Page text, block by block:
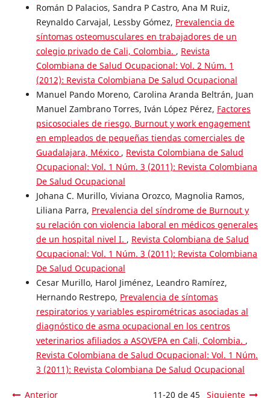
Román D Palacios, Sandra P Castro, Ana M Ruiz,
Reynaldo Carvajal, Lessby Gómez, Prevalencia de
síntomas osteomusculares en trabajadores de un
colegio privado de Cali, Colombia. , Revista
Colombiana de Salud Ocupacional: Vol. 2 Núm. 1
(2012): Revista Colombiana De Salud Ocupacional
Manuel Pando Moreno, Carolina Aranda Beltrán, Juan
Manuel Zambrano Torres, Iván López Pérez, Factores
psicosociales de riesgo, Burnout y work engagement
en empleados de pequeñas tiendas comerciales de
Guadalajara, México , Revista Colombiana de Salud
Ocupacional: Vol. 1 Núm. 3 (2011): Revista Colombiana
De Salud Ocupacional
Johana C. Murillo, Viviana Orozco, Magnolia Ramos,
Liliana Parra, Prevalencia del síndrome de Burnout y
su relación con violencia laboral en médicos generales
de un hospital nivel I. , Revista Colombiana de Salud
Ocupacional: Vol. 1 Núm. 3 (2011): Revista Colombiana
De Salud Ocupacional
Cesar Murillo, Harol Jiménez, Leandro Ramírez,
Hernando Restrepo, Prevalencia de síntomas
respiratorios y variables espirométricas asociadas al
diagnóstico de asma ocupacional en los centros
veterinarios afiliados a ASOVEPA en Cali, Colombia. ,
Revista Colombiana de Salud Ocupacional: Vol. 1 Núm.
3 (2011): Revista Colombiana De Salud Ocupacional
Anterior 11-20 de 45 Siguiente